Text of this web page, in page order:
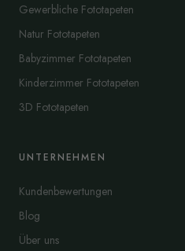
Gewerbliche Fototapeten
Natur Fototapeten
Babyzimmer Fototapeten
Kinderzimmer Fototapeten
3D Fototapeten
UNTERNEHMEN
Kundenbewertungen
Blog
Über uns